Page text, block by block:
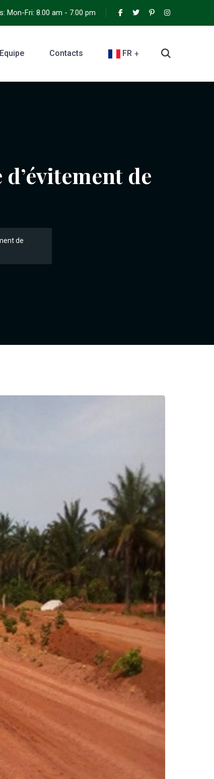
Mon-Fri: 8.00 am - 7.00 pm
Contacts FR
de
de